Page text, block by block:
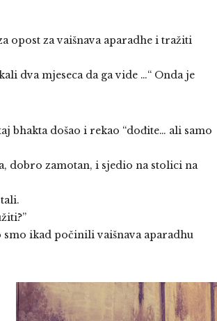
za vaišnava aparadhe i tražiti
dva mjeseca da ga vide …“ Onda je
bhakta došao i rekao “dođite… ali samo
dobro zamotan, i sjedio na stolici na
ikad počinili vaišnava aparadhu